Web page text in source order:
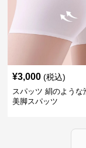
¥3,000 (税込)
スパッツ 絹のような
美脚スパッツ